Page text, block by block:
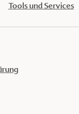
Tools und Services